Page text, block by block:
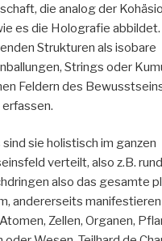
die analog der
es die Holografie abbildet.
Strukturen als isobare
Strings oder
Feldern des
sie holistisch im ganzen
verteilt, also z.B.
also das gesamte
andererseits manifestieren
Zellen, Organen,